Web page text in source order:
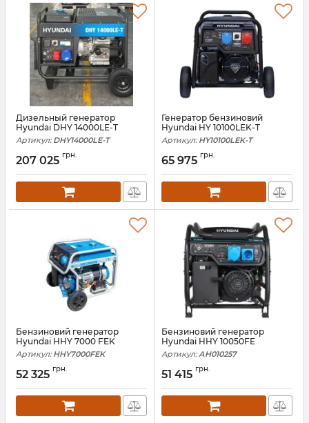
Дизельный генератор
Hyundai DHY 14000LE-T
Артикул: DHY14000LE-T
207 025 грн.
Генератор бензиновий
Hyundai HY 10100LEK-T
Артикул: HY10100LEK-T
65 975 грн.
Бензиновий генератор
Hyundai HHY 7000 FEK
Артикул: HHY7000FEK
52 325 грн.
Бензиновий генератор
Hyundai HHY 10050FE
Артикул: АН010257
51 415 грн.